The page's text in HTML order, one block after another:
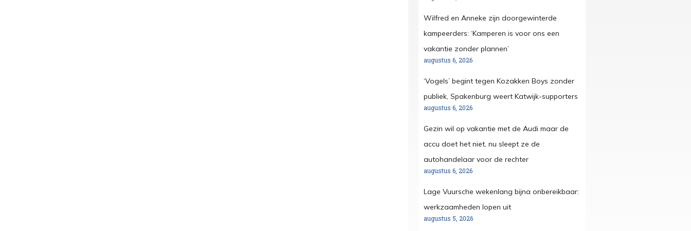
Wilfred en Anneke zijn doorgewinterde
kampeerders: ‘Kamperen is voor ons een
vakantie zonder plannen’
augustus 6, 2026
‘Vogels’ begint tegen Kozakken Boys zonder
publiek, Spakenburg weert Katwijk-supporters
augustus 6, 2026
Gezin wil op vakantie met de Audi maar de
accu doet het niet, nu sleept ze de
autohandelaar voor de rechter
augustus 6, 2026
Lage Vuursche wekenlang bijna onbereikbaar:
werkzaamheden lopen uit
augustus 5, 2026